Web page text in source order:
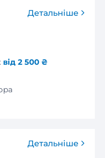
Детальніше
від 2 500 ₴
Детальніше